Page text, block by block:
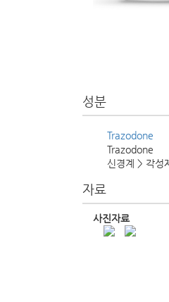
성분
Trazodone
Trazodone
신경계 > 각
자료
사진자료